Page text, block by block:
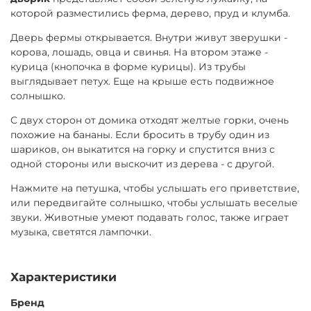
Сегодня
Возврат курьером (по тарифам доставки) или в ПВЗ (ул.
Никулинская 23к1) ежедневно 9:00–21:00
паспорта РФ нет, потребуется залог (от 1000 ₽)
или через нашего курьера, при досрочном возврате
оплата не пересчитывается.
Продлить аренду можно онлайн, сообщив нам
минимум за сутки до окончания срока и оплатив
которой разместились ферма, дерево, пруд и клумба.
Дверь фермы открывается. Внутри живут зверушки -
корова, лошадь, овца и свинья. На втором этаже -
курица (кнопочка в форме курицы). Из трубы
выглядывает петух. Еще на крыше есть подвижное
солнышко.
С двух сторон от домика отходят желтые горки, очень
похожие на бананы. Если бросить в трубу один из
шариков, он выкатится на горку и спустится вниз с
одной стороны или выскочит из дерева - с другой.
Нажмите на петушка, чтобы услышать его приветствие,
или передвигайте солнышко, чтобы услышать веселые
звуки. Животные умеют подавать голос, также играет
музыка, светятся лампочки.
Характеристики
Бренд